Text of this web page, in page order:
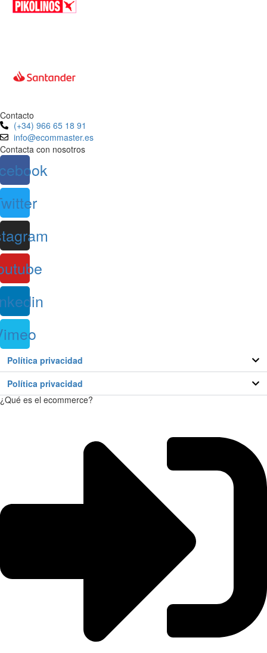
Contacto
(+34) 966 65 18 91
info@ecommaster.es
Contacta con nosotros
Política privacidad
Política privacidad
¿Qué es el ecommerce?